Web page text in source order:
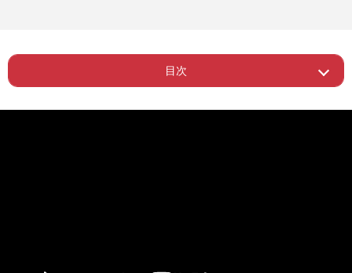
目次
Page 1 ー 「レッドカーペットを歩きたい」